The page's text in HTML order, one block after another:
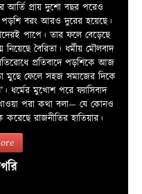
আর্তি প্রায় দুশো বছর পরেও
পড়শি বরং আরও দুরের হয়েছে।
পাপে। তার ফলে বেড়েছে
বৈরিতা। ধর্মীয় মৌলবাদ
প্রতিবাদে পড়শিকে আজ
মুছে ফেলে সহজ সমাজের দিকে
ধর্মের মুখোশ পরে ফ্যাসিবাদ
পরা কথা বলা—­­ যে কোনও
রাজনীতির হাতিয়ার।